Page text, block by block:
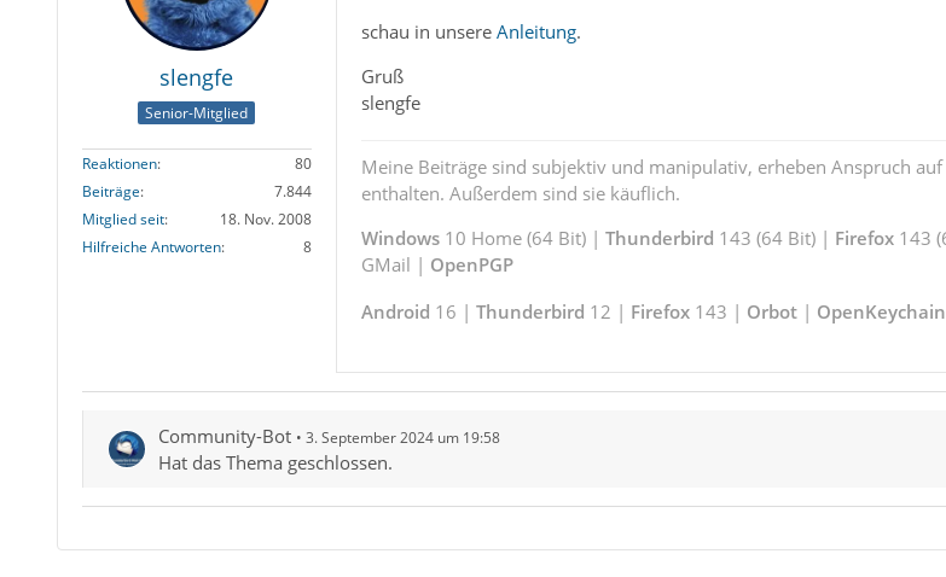
slengfe
Senior-Mitglied
Reaktionen
80
Beiträge
7.844
Mitglied seit
18. Nov. 2008
Hilfreiche Antworten
8
schau in unsere Anleitung.
Gruß
slengfe
Meine Beiträge sind subjektiv und manipulativ, erheben Anspruch
enthalten. Außerdem sind sie käuflich.
Windows10 Home (64 Bit) | Thunderbird 143 (64 Bit) | Firefox143
GMail | OpenPGP
Android 16 | Thunderbird 12 | Firefox143 | Orbot|
Community-Bot 3. September 2024 um 19:58
Hat das Thema geschlossen.